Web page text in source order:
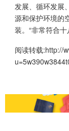
发展、循环发展
源和保护环境的
装。“非常符合
阅读转载:http://